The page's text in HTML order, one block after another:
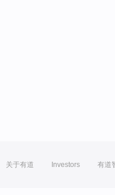
关于有道 Investors 有道